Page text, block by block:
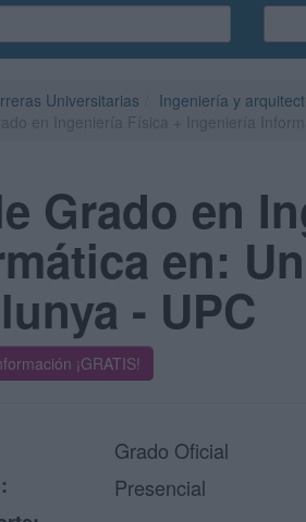
Universitarias Ingeniería y
Grado en
en:
- UPC
¡GRATIS!
Grado Oficial
Presencial